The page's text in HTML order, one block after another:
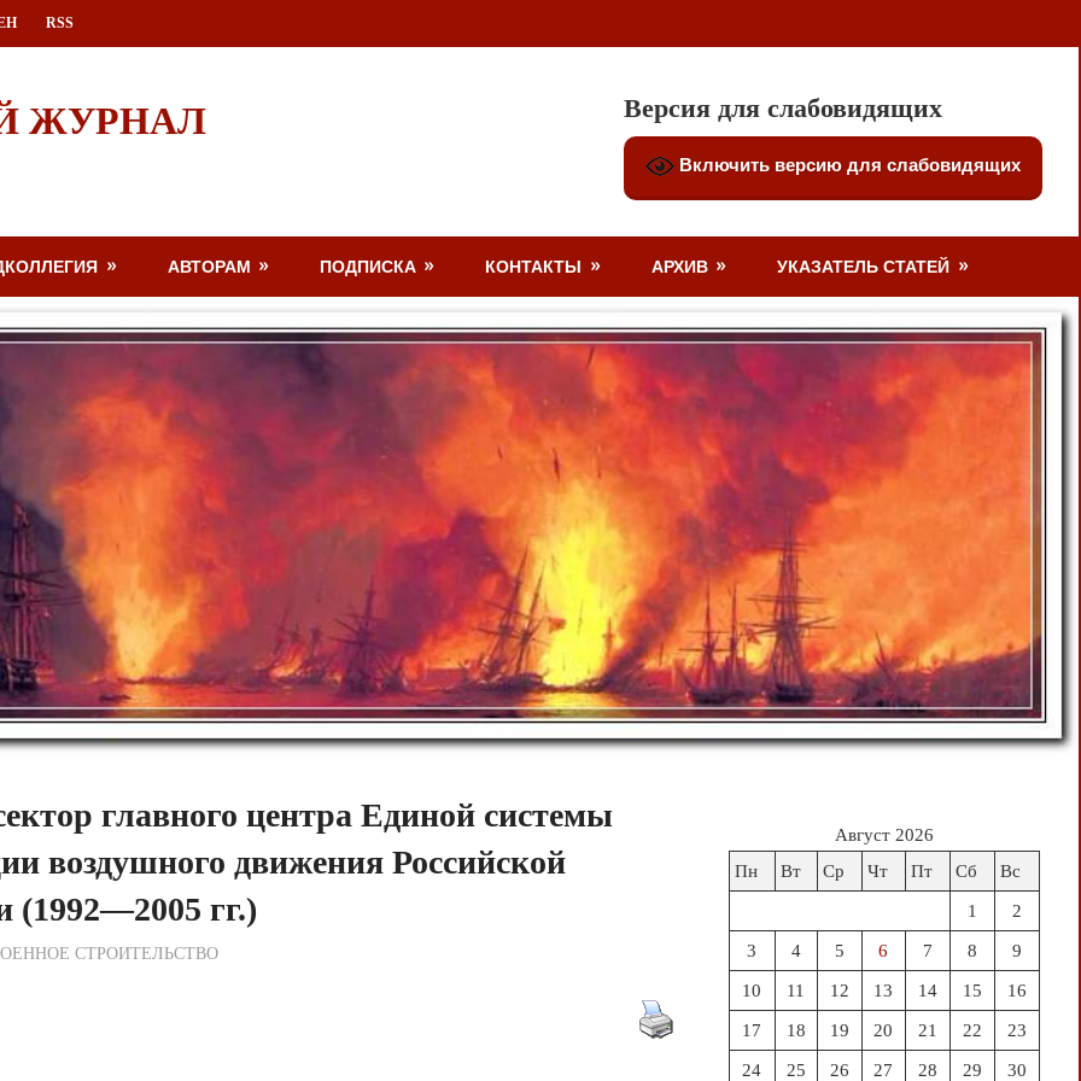
RSS
ЖУРНАЛ Версия для слабовидящих
Включить версию для слабовидящих
АВТОРАМ ПОДПИСКА КОНТАКТЫ АРХИВ УКАЗАТЕЛЬ СТАТЕЙ
главного центра Единой системы
воздушного движения Российской
(1992—2005 гг.)
по Редакции
СТРОИТЕЛЬСТВО
Август 2026
Пн
Вт Ср Чт Пт Сб Вс
1 2
3 4 5 6 7 8 9
10 11 12 13 14 15 16
17 18 19 20 21 22 23
24 25 26 27 28 29 30